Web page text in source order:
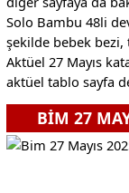
Solo Bambu 48li
şekilde bebek
Aktüel 27 Mayıs
aktüel tablo sayfa
BİM 27